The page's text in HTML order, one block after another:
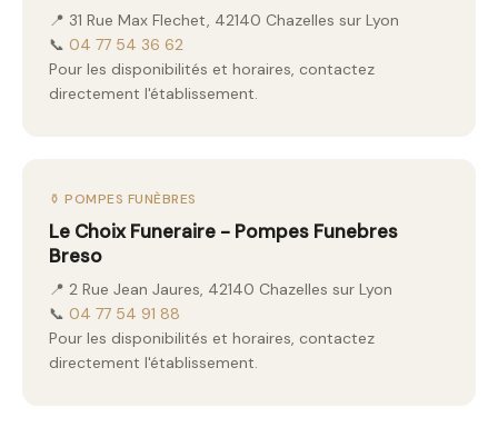
📍 31 Rue Max Flechet, 42140 Chazelles sur Lyon
📞 04 77 54 36 62
Pour les disponibilités et horaires, contactez
directement l'établissement.
⚱️ POMPES FUNÈBRES
Le Choix Funeraire - Pompes Funebres
Breso
📍 2 Rue Jean Jaures, 42140 Chazelles sur Lyon
📞 04 77 54 91 88
Pour les disponibilités et horaires, contactez
directement l'établissement.